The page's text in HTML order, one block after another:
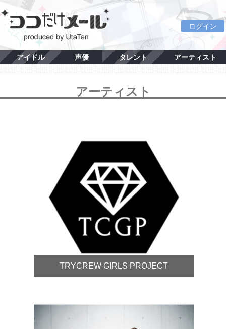
ログイン
アイドル 声優 タレント アーティスト
アーティスト
TRYCREW GIRLS PROJECT